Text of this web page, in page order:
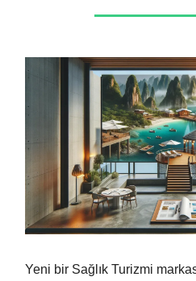
Yeni bir Sağlık Turizmi